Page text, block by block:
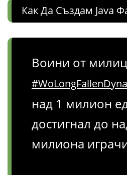
Как Да Създам Java
Воини от
над 1 милион
достигнал до
милиона